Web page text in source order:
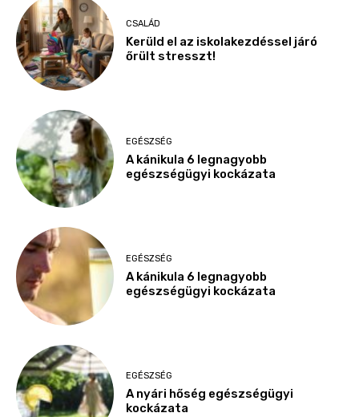
CSALÁD
Kerüld el az iskolakezdéssel járó
őrült stresszt!
EGÉSZSÉG
A kánikula 6 legnagyobb
egészségügyi kockázata
EGÉSZSÉG
A kánikula 6 legnagyobb
egészségügyi kockázata
EGÉSZSÉG
A nyári hőség egészségügyi
kockázata